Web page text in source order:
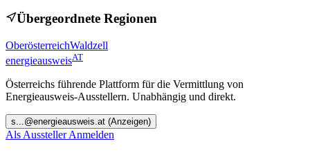
Übergeordnete Regionen
OberösterreichWaldzell
energieausweisAT
Österreichs führende Plattform für die Vermittlung von
Energieausweis-Ausstellern. Unabhängig und direkt.
s ...@energieausweis.at (Anzeigen)
Als Aussteller Anmelden